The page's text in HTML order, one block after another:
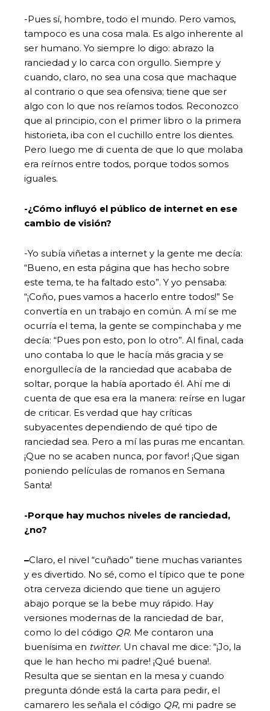
-Pues sí, hombre, todo el mundo. Pero vamos,
tampoco es una cosa mala. Es algo inherente al
ser humano. Yo siempre lo digo: abrazo la
ranciedad y lo carca con orgullo. Siempre y
cuando, claro, no sea una cosa que machaque
al contrario o que sea ofensiva; tiene que ser
algo con lo que nos reíamos todos. Reconozco
que al principio, con el primer libro o la primera
historieta, iba con el cuchillo entre los dientes.
Pero luego me di cuenta de que lo que molaba
era reírnos entre todos, porque todos somos
iguales.
-¿Cómo influyó el público de internet en ese
cambio de visión?
-Yo subía viñetas a internet y la gente me decía:
“Bueno, en esta página que has hecho sobre
este tema, te ha faltado esto”. Y yo pensaba:
“¡Coño, pues vamos a hacerlo entre todos!” Se
convertía en un trabajo en común. A mí se me
ocurría el tema, la gente se compinchaba y me
decía: “Pues pon esto, pon lo otro”. Al final, cada
uno contaba lo que le hacía más gracia y se
enorgullecía de la ranciedad que acababa de
soltar, porque la había aportado él. Ahí me di
cuenta de que esa era la manera: reírse en lugar
de criticar. Es verdad que hay críticas
subyacentes dependiendo de qué tipo de
ranciedad sea. Pero a mí las puras me encantan.
¡Que no se acaben nunca, por favor! ¡Que sigan
poniendo películas de romanos en Semana
Santa!
-Porque hay muchos niveles de ranciedad,
¿no?
–Claro, el nivel “cuñado” tiene muchas variantes
y es divertido. No sé, como el típico que te pone
otra cerveza diciendo que tiene un agujero
abajo porque se la bebe muy rápido. Hay
versiones modernas de la ranciedad de bar,
como lo del código QR. Me contaron una
buenísima en twitter. Un chaval me dice: “¡Jo, la
que le han hecho mi padre! ¡Qué buena!.
Resulta que se sientan en la mesa y cuando
pregunta dónde está la carta para pedir, el
camarero les señala el código QR, mi padre se